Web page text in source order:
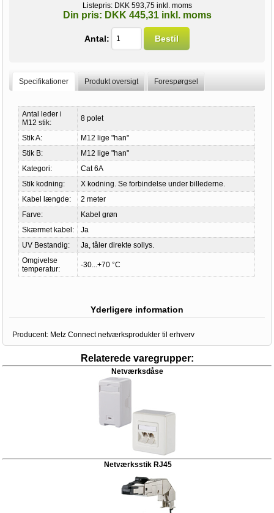
Listepris: DKK 593,75 inkl. moms
Din pris: DKK 445,31 inkl. moms
Antal: Bestil
Specifikationer Produkt oversigt Forespørgsel
Antal leder i
M12 stik:
8 polet
Stik A:
M12 lige "han"
Stik B:
M12 lige "han"
Kategori:
Cat 6A
Stik kodning:
X kodning. Se forbindelse under billederne.
Kabel længde:
2 meter
Farve:
Kabel grøn
Skærmet kabel:
Ja
UV Bestandig:
Ja, tåler direkte sollys.
Omgivelse
temperatur:
-30...+70 °C
Yderligere information
Producent: Metz Connect netværksprodukter til erhverv
Relaterede varegrupper:
Netværksdåse
Netværksstik RJ45